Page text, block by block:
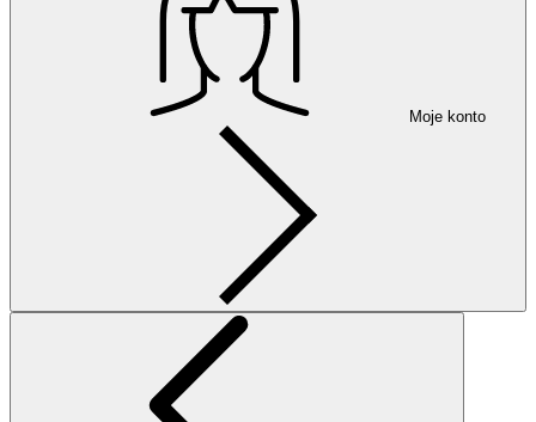
Moje konto